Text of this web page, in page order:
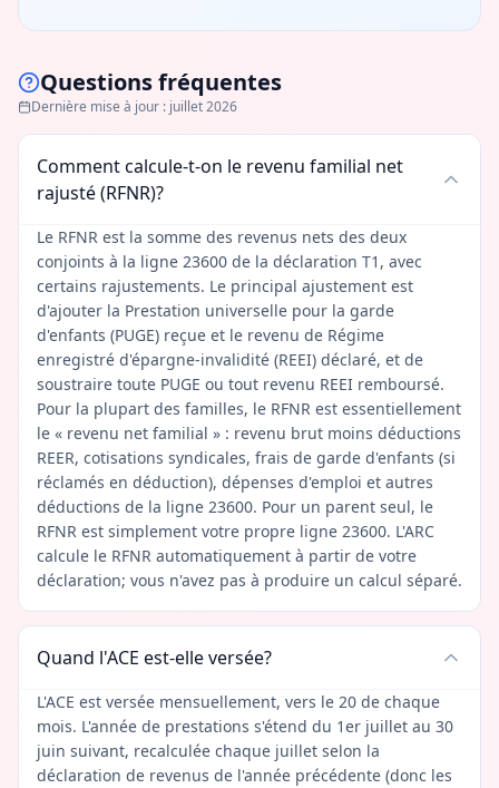
Questions fréquentes
Dernière mise à jour : juillet 2026
Comment calcule-t-on le revenu familial net
rajusté (RFNR)?
Le RFNR est la somme des revenus nets des deux
conjoints à la ligne 23600 de la déclaration T1, avec
certains rajustements. Le principal ajustement est
d'ajouter la Prestation universelle pour la garde
d'enfants (PUGE) reçue et le revenu de Régime
enregistré d'épargne-invalidité (REEI) déclaré, et de
soustraire toute PUGE ou tout revenu REEI remboursé.
Pour la plupart des familles, le RFNR est essentiellement
le « revenu net familial » : revenu brut moins déductions
REER, cotisations syndicales, frais de garde d'enfants (si
réclamés en déduction), dépenses d'emploi et autres
déductions de la ligne 23600. Pour un parent seul, le
RFNR est simplement votre propre ligne 23600. L'ARC
calcule le RFNR automatiquement à partir de votre
déclaration; vous n'avez pas à produire un calcul séparé.
Quand l'ACE est-elle versée?
L'ACE est versée mensuellement, vers le 20 de chaque
mois. L'année de prestations s'étend du 1er juillet au 30
juin suivant, recalculée chaque juillet selon la
déclaration de revenus de l'année précédente (donc les